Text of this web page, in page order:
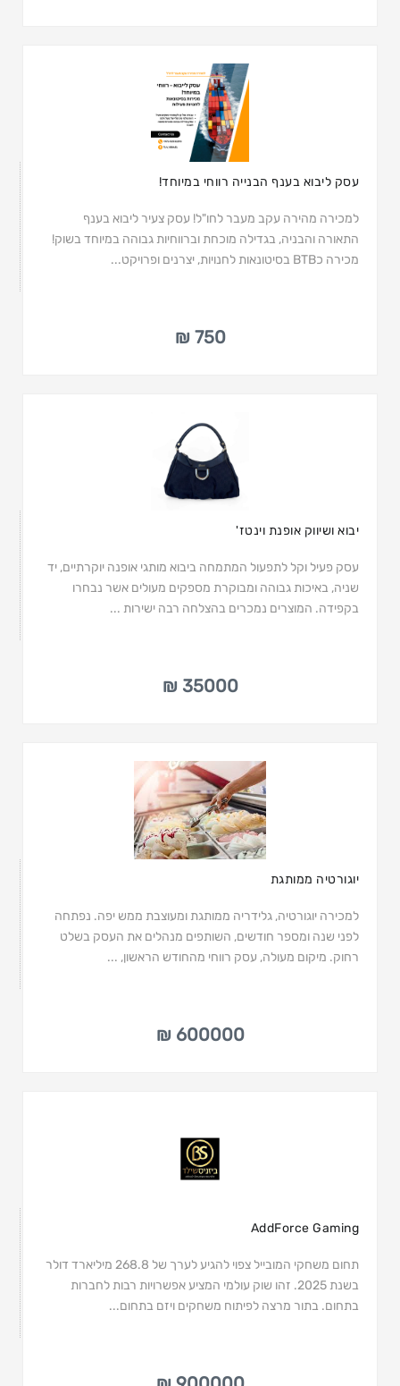
עסק ליבוא בענף הבנייה רווחי במיוחד!
למכירה מהירה עקב מעבר לחו"ל! עסק צעיר ליבוא בענף
התאורה והבניה, בגדילה מוכחת וברווחיות גבוהה במיוחד בשוק!
מכירה כBTB בסיטונאות לחנויות, יצרנים ופרויקט...
750 ₪
יבוא ושיווק אופנת וינטז'
עסק פעיל וקל לתפעול המתמחה ביבוא מותגי אופנה יוקרתיים, יד
שניה, באיכות גבוהה ומבוקרת מספקים מעולים אשר נבחרו
בקפידה. המוצרים נמכרים בהצלחה רבה ישירות ...
35000 ₪
יוגורטיה ממותגת
למכירה יוגורטיה, גלידריה ממותגת ומעוצבת ממש יפה. נפתחה
לפני שנה ומספר חודשים, השותפים מנהלים את העסק בשלט
רחוק. מיקום מעולה, עסק רווחי מהחודש הראשון, ...
600000 ₪
AddForce Gaming
תחום משחקי המובייל צפוי להגיע לערך של 268.8 מיליארד דולר
בשנת 2025. זהו שוק עולמי המציע אפשרויות רבות לחברות
בתחום. בתור מרצה לפיתוח משחקים ויזם בתחום...